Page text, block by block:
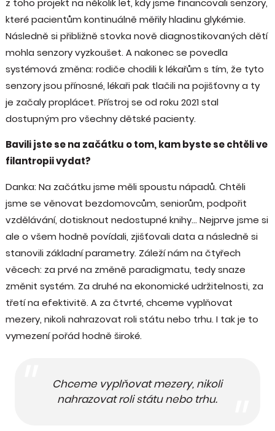
z toho projekt na několik let, kdy jsme financovali senzory,
které pacientům kontinuálně měřily hladinu glykémie.
Následně si přibližně stovka nově diagnostikovaných dětí
mohla senzory vyzkoušet. A nakonec se povedla
systémová změna: rodiče chodili k lékařům s tím, že tyto
senzory jsou přínosné, lékaři pak tlačili na pojišťovny a ty
je začaly proplácet. Přístroj se od roku 2021 stal
dostupným pro všechny dětské pacienty.
Bavili jste se na začátku o tom, kam byste se chtěli ve
filantropii vydat?
Danka: Na začátku jsme měli spoustu nápadů. Chtěli
jsme se věnovat bezdomovcům, seniorům, podpořit
vzdělávání, dotisknout nedostupné knihy... Nejprve jsme si
ale o všem hodně povídali, zjišťovali data a následně si
stanovili základní parametry. Záleží nám na čtyřech
věcech: za prvé na změně paradigmatu, tedy snaze
změnit systém. Za druhé na ekonomické udržitelnosti, za
třetí na efektivitě. A za čtvrté, chceme vyplňovat
mezery, nikoli nahrazovat roli státu nebo trhu. I tak je to
vymezení pořád hodně široké.
Chceme vyplňovat mezery, nikoli
nahrazovat roli státu nebo trhu.